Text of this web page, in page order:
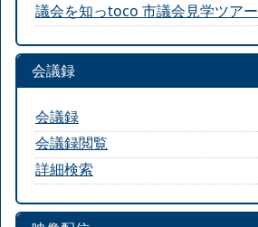
議会を知っtoco 市議会見学ツアー
会議録
会議録
会議録閲覧
詳細検索